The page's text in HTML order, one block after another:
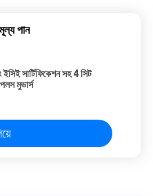
পান
সার্টিফিকেশন সহ 4 সিট
মুভার্স